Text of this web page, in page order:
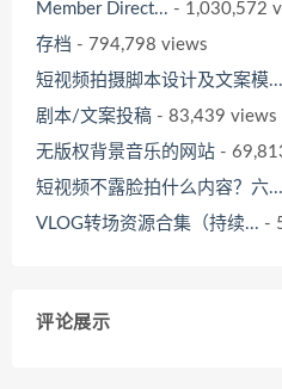
Member Direct... - 1,030,572
存档 - 794,798 views
短视频拍摄脚本设计及文案模...
剧本/文案投稿 - 83,439 views
无版权背景音乐的网站 -
短视频不露脸拍什么内容？六...
VLOG转场资源合集（持续... -
评论展示